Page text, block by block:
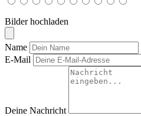
Bilder hochladen
Name
E-Mail
Deine Nachricht